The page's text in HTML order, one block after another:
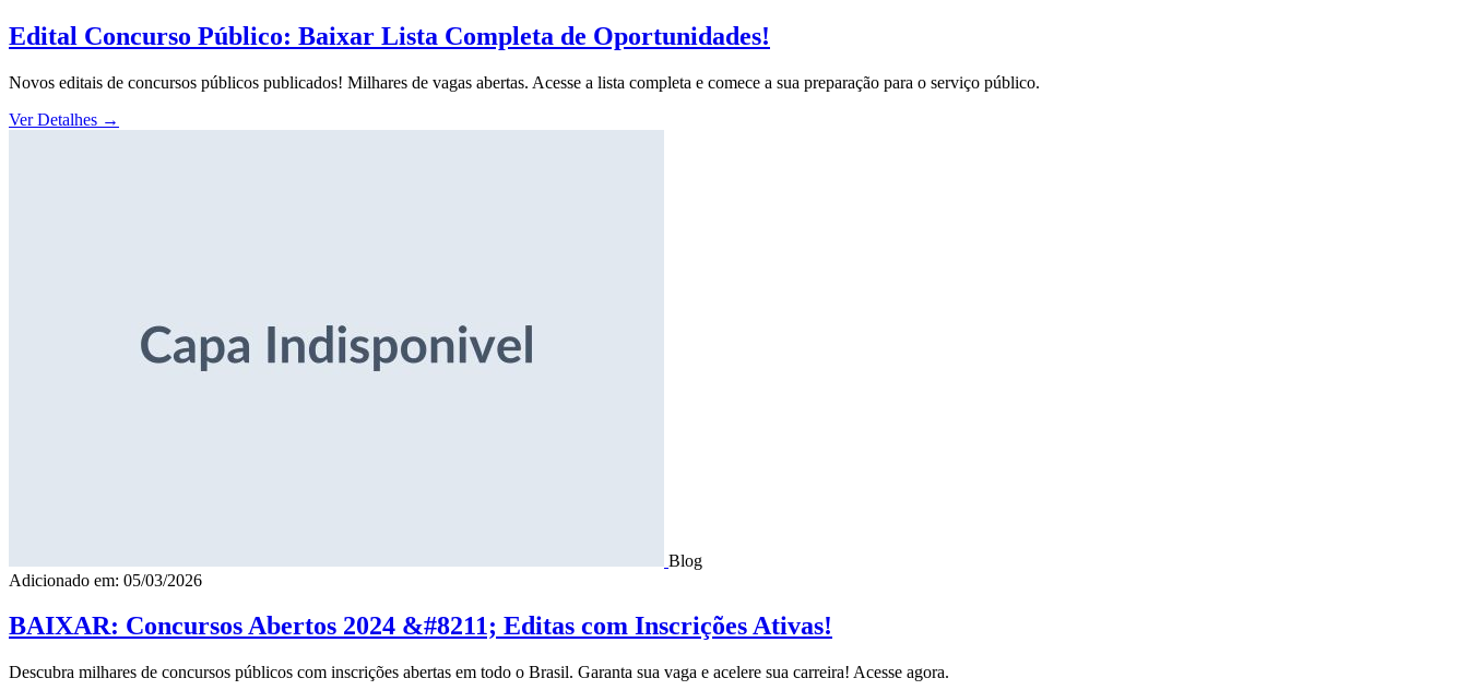
Edital Concurso Público: Baixar Lista Completa de Oportunidades!
Novos editais de concursos públicos publicados! Milhares de vagas abertas. Acesse a lista completa e comece a sua preparação para o serviço público.
Ver Detalhes →
Blog
Adicionado em: 05/03/2026
BAIXAR: Concursos Abertos 2024 &#8211; Editas com Inscrições Ativas!
Descubra milhares de concursos públicos com inscrições abertas em todo o Brasil. Garanta sua vaga e acelere sua carreira! Acesse agora.